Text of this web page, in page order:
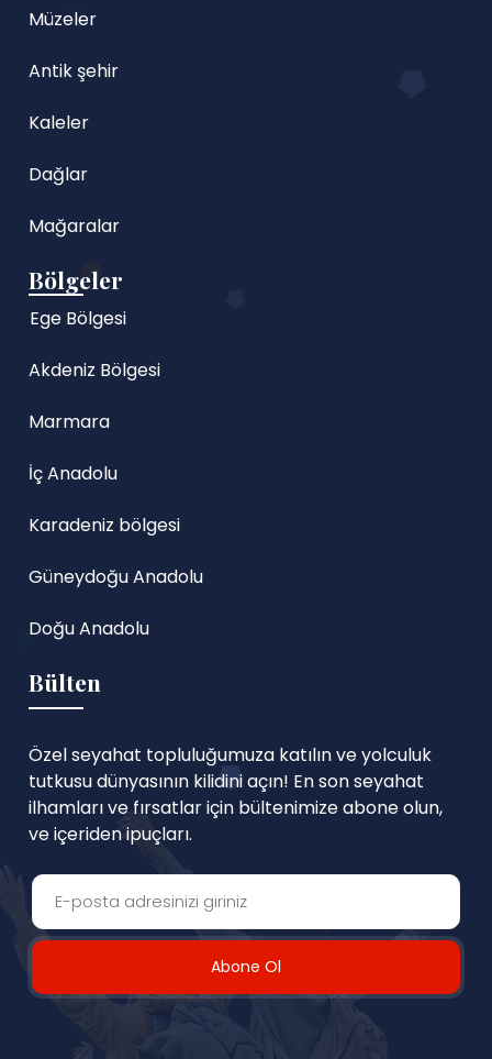
Müzeler
Antik şehir
Kaleler
Dağlar
Mağaralar
Bölgeler
Ege Bölgesi
Akdeniz Bölgesi
Marmara
İç Anadolu
Karadeniz bölgesi
Güneydoğu Anadolu
Doğu Anadolu
Bülten
Özel seyahat topluluğumuza katılın ve yolculuk
tutkusu dünyasının kilidini açın! En son seyahat
ilhamları ve fırsatlar için bültenimize abone olun,
ve içeriden ipuçları.
Abone Ol